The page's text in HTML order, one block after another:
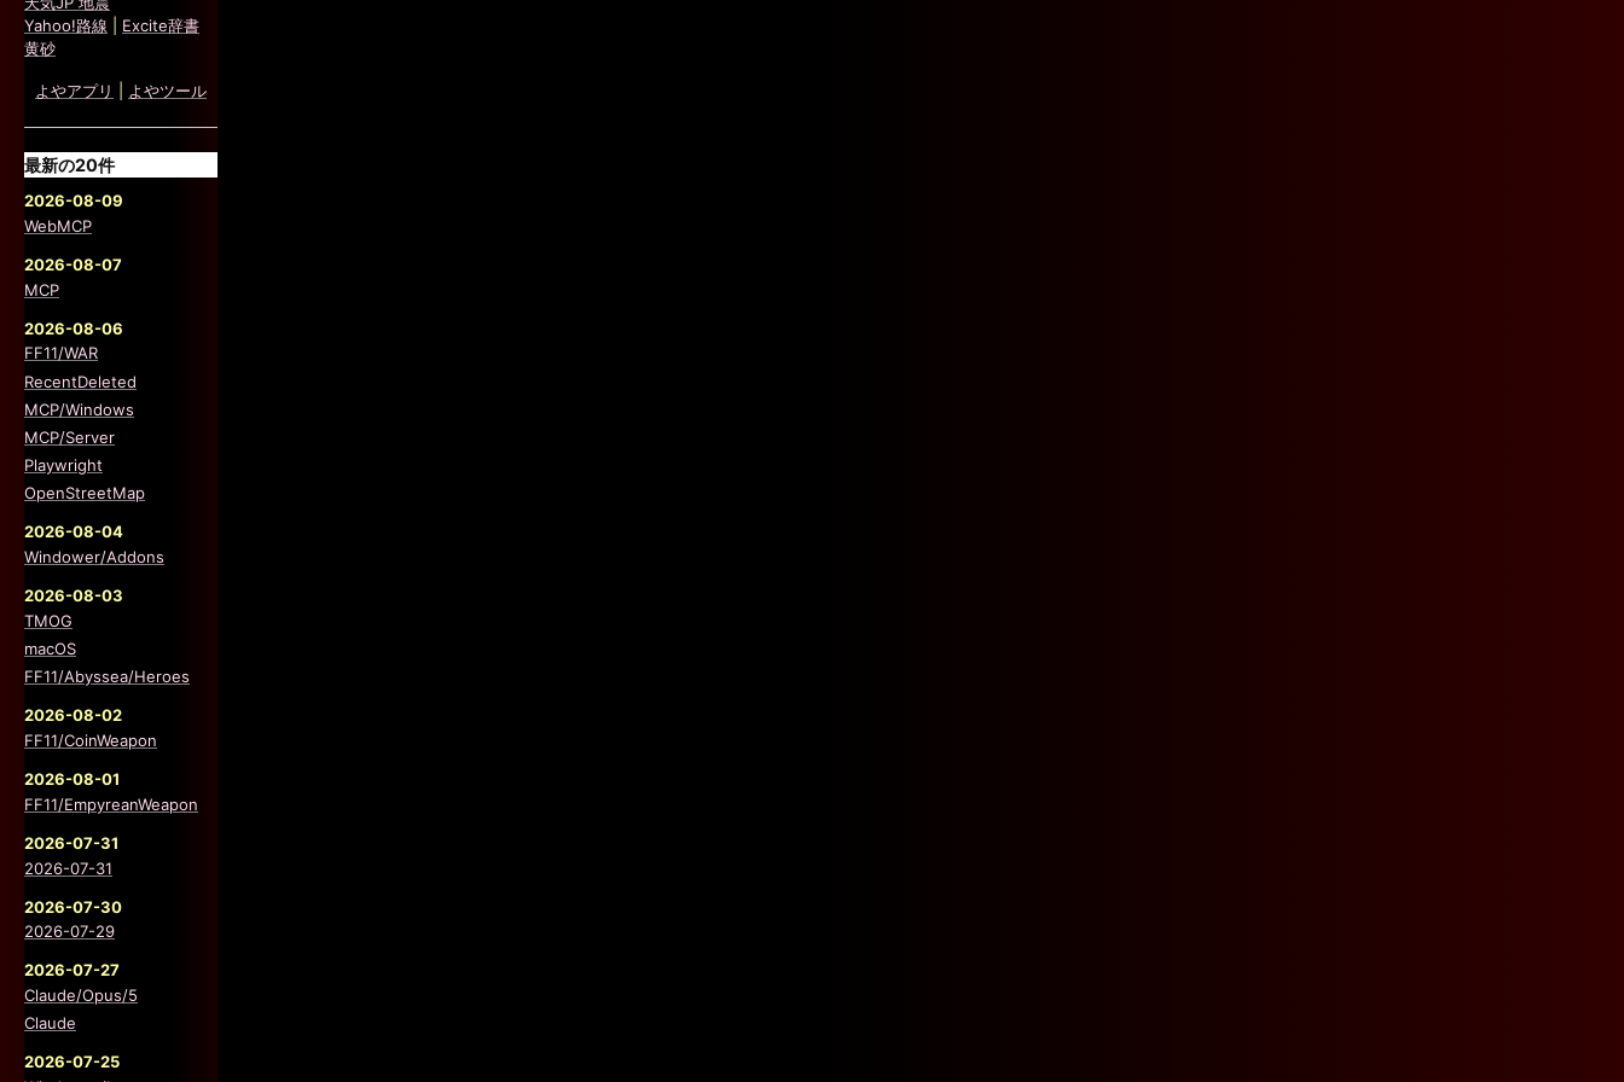
Yahoo!路線
Excite辞書
黄砂
よやアプリ よやツール
最新の20件
2026-08-09
WebMCP
2026-08-07
MCP
2026-08-06
FF11/WAR
RecentDeleted
MCP/Windows
MCP/Server
Playwright
OpenStreetMap
2026-08-04
Windower/Addons
2026-08-03
TMOG
macOS
FF11/Abyssea/Heroes
2026-08-02
FF11/CoinWeapon
2026-08-01
FF11/EmpyreanWeapon
2026-07-31
2026-07-31
2026-07-30
2026-07-29
2026-07-27
Claude/Opus/5
Claude
2026-07-25